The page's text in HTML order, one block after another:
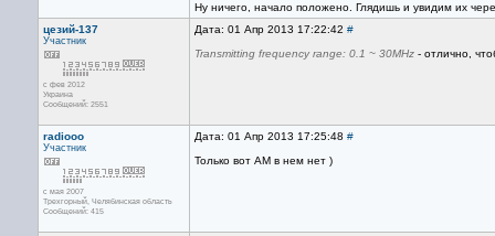
Ну ничего, начало положено. Глядишь и увидим их
цезий-137
Участник
с фев 2012
Украина
Сообщений: 2551
Дата: 01 Апр 2013 17:22:42 #
Transmitting frequency range: 0.1 ~ 30MHz - отлично,
radiooo
Участник
с мая 2007
Трехгорный, Челябинская область
Сообщений: 415
Дата: 01 Апр 2013 17:25:48 #
Только вот АМ в нем нет )